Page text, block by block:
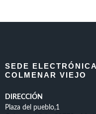
SEDE
COLMENAR VIEJO
DIRECCIÓN
Plaza del pueblo,1